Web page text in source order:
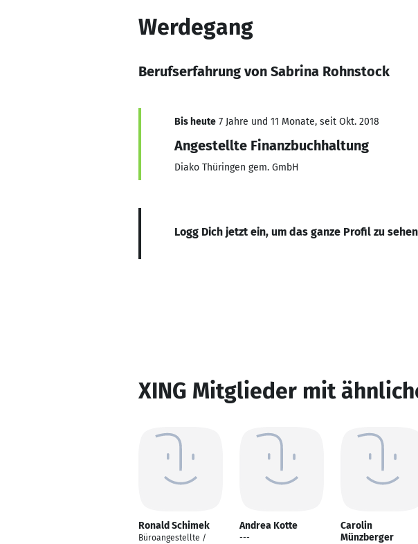
Werdegang
Berufserfahrung von Sabrina Rohnstock
Bis heute 7 Jahre und 11 Monate, seit Okt. 2018
Angestellte Finanzbuchhaltung
Diako Thüringen gem. GmbH
Logg Dich jetzt ein, um das ganze Profil zu
XING Mitglieder mit
Ronald Schimek
Büroangestellte /
Andrea Kotte
---
Carolin
Münzberger